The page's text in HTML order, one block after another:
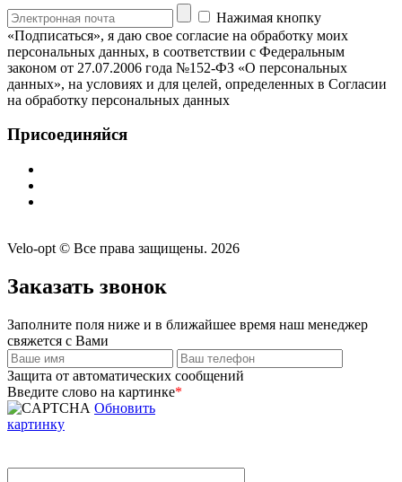
Нажимая кнопку
«Подписаться», я даю свое согласие на обработку моих
персональных данных, в соответствии с Федеральным
законом от 27.07.2006 года №152-ФЗ «О персональных
данных», на условиях и для целей, определенных в Согласии
на обработку персональных данных
Присоединяйся
Velo-opt © Все права защищены. 2026
Заказать звонок
Заполните поля ниже и в ближайшее время наш менеджер
свяжется с Вами
Защита от автоматических сообщений
Введите слово на картинке*
Обновить
картинку